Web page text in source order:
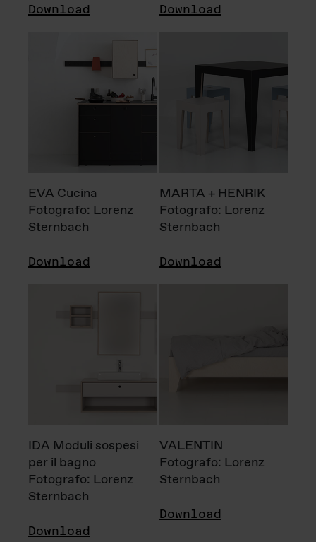
Download Download
EVA Cucina
Fotografo: Lorenz
Sternbach
Download
MARTA + HENRIK
Fotografo: Lorenz
Sternbach
Download
IDA Moduli sospesi
per il bagno
Fotografo: Lorenz
Sternbach
Download
VALENTIN
Fotografo: Lorenz
Sternbach
Download